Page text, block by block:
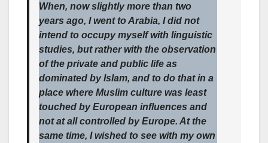
When, now slightly more than two
years ago, I went to Arabia, I did not
intend to occupy myself with linguistic
studies, but rather with the observation
of the private and public life as
dominated by Islam, and to do that in a
place where Muslim culture was least
touched by European influences and
not at all controlled by Europe. At the
same time, I wished to see with my own